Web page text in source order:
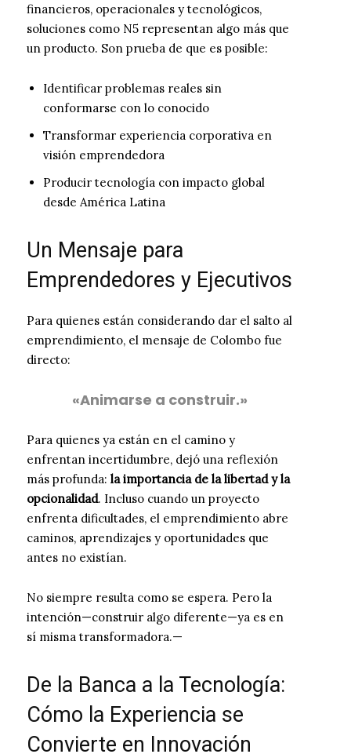
financieros, operacionales y tecnológicos,
soluciones como N5 representan algo más que
un producto. Son prueba de que es posible:
Identificar problemas reales sin
conformarse con lo conocido
Transformar experiencia corporativa en
visión emprendedora
Producir tecnología con impacto global
desde América Latina
Un Mensaje para
Emprendedores y Ejecutivos
Para quienes están considerando dar el salto al
emprendimiento, el mensaje de Colombo fue
directo:
«Animarse a construir.»
Para quienes ya están en el camino y
enfrentan incertidumbre, dejó una reflexión
más profunda: la importancia de la libertad y la
opcionalidad. Incluso cuando un proyecto
enfrenta dificultades, el emprendimiento abre
caminos, aprendizajes y oportunidades que
antes no existían.
No siempre resulta como se espera. Pero la
intención—construir algo diferente—ya es en
sí misma transformadora.—
De la Banca a la Tecnología:
Cómo la Experiencia se
Convierte en Innovación